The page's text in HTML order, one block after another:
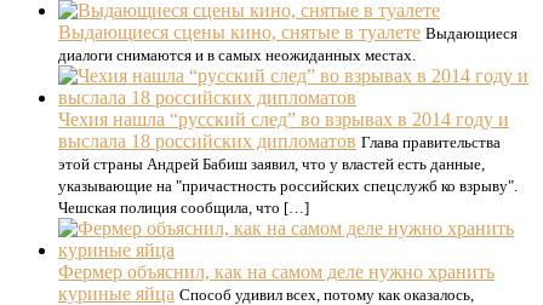
Выдающиеся сцены кино, снятые в туалете Выдающиеся
диалоги снимаются и в самых неожиданных местах.
Чехия нашла “русский след” во взрывах в 2014 году и
выслала 18 российских дипломатов Глава правительства
этой страны Андрей Бабиш заявил, что у властей есть данные,
указывающие на "причастность российских спецслужб ко взрыву".
Чешская полиция сообщила, что […]
Фермер объяснил, как на самом деле нужно хранить
куриные яйца Способ удивил всех, потому как оказалось,